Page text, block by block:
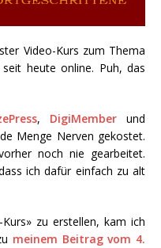
Video-Kurs zum Thema
heute online. Puh, das
, DigiMember und
Menge Nerven gekostet.
noch nie gearbeitet.
ich dafür einfach zu alt
zu erstellen, kam ich
meinem Beitrag vom 4.